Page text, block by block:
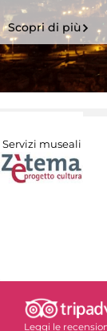
Scopri di più
Servizi museali
Leggi le